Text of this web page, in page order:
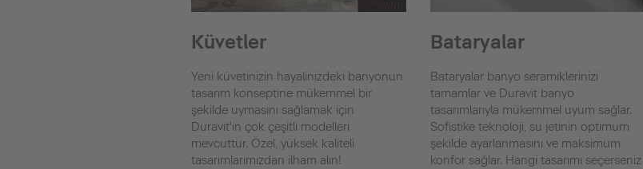
Küvetler
Yeni küvetinizin hayalinizdeki banyonun
tasarım konseptine mükemmel bir
şekilde uymasını sağlamak için
Duravit'in çok çeşitli modelleri
mevcuttur. Özel, yüksek kaliteli
tasarımlarımızdan ilham alın!
Bataryalar
Bataryalar banyo seramiklerinizi
tamamlar ve Duravit banyo
tasarımlarıyla mükemmel uyum sağlar.
Sofistike teknoloji, su jetinin optimum
şekilde ayarlanmasını ve maksimum
konfor sağlar. Hangi tasarımı seçerseniz